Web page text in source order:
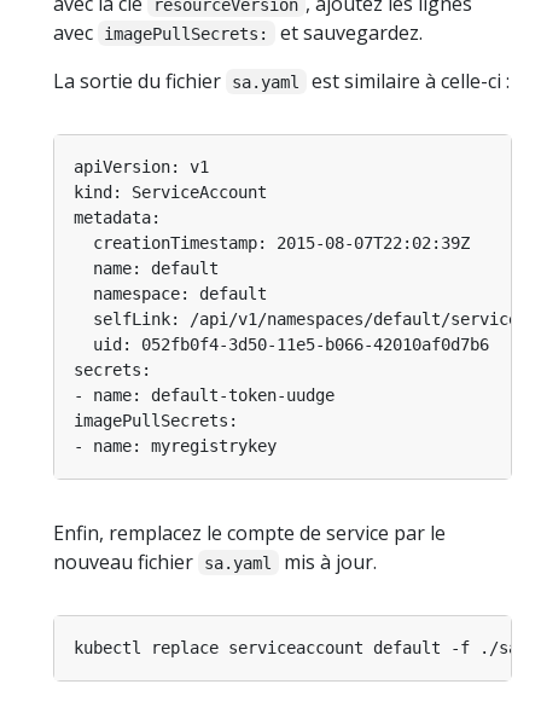
resourceVersion
avec
imagePullSecrets:
et sauvegardez.
La sortie du fichier
sa.yaml est similaire à celle-ci :
Enfin, remplacez le compte de service par le
nouveau fichier
sa.yaml mis à jour.